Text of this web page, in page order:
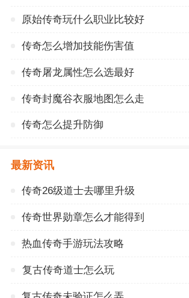
原始传奇玩什么职业比较好
传奇怎么增加技能伤害值
传奇屠龙属性怎么选最好
传奇封魔谷衣服地图怎么走
传奇怎么提升防御
最新资讯
传奇26级道士去哪里升级
传奇世界勋章怎么才能得到
热血传奇手游玩法攻略
复古传奇道士怎么玩